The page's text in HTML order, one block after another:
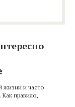
жизни и часто
правило,